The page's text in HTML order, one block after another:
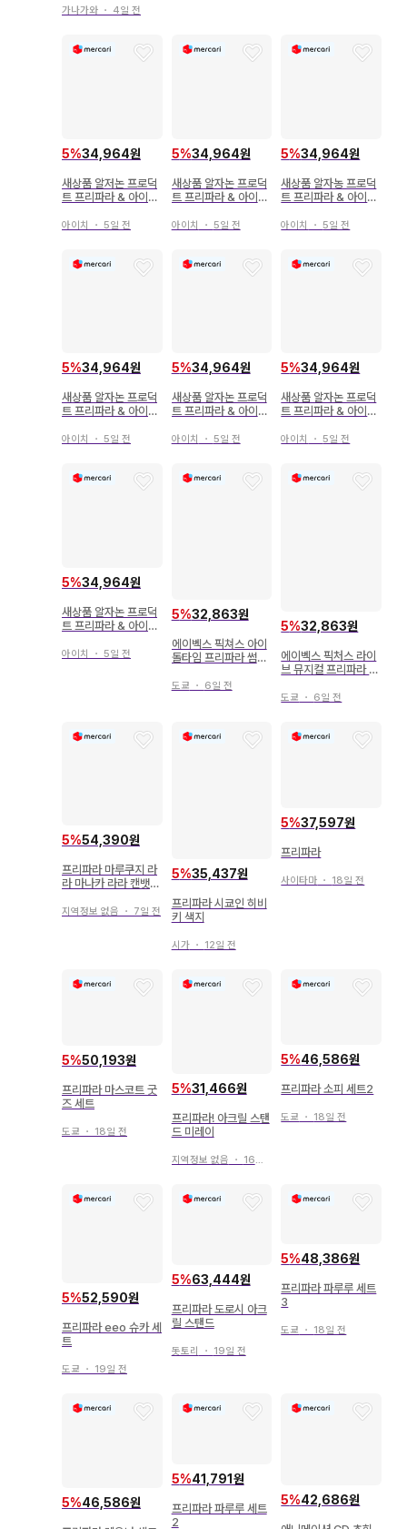
가나가와 ・ 4일 전
5%34,964원
새상품 알저논 프로덕
트 프리파라 & 아이돌
아크릴 키링 쇼고
아이치 ・ 5일 전
5%34,964원
새상품 알자논 프로덕
트 프리파라 & 아이돌
아크릴 키링 카논
아이치 ・ 5일 전
5%34,964원
새상품 알자농 프로덕
트 프리파라 & 아이돌
아크릴 키링 코요이
아이치 ・5일 전
5%34,964원
새상품 알자논 프로덕
트 프리파라 & 아이돌
아크릴 키링 아사히
아이치 ・ 5일 전
5%34,964원
새상품 알자논 프로덕
트 프리파라 & 아이돌
아크릴 키링 피논
아이치 ・ 5일 전
5%34,964원
새상품 알자논 프로덕
트 프리파라 & 아이돌
핀 아크릴 키링 주논
아이치 ・5일 전
5%34,964원
새상품 알자논 프로덕
트 프리파라 & 아이돌
핀 아크릴 키링 가아라
아이치 ・ 5일 전
5%32,863원
에이벡스 픽쳐스 아이
돌타임 프리파라 썸머
is 외 팜플렛
도쿄 ・ 6일 전
5%32,863원
에이벡스 픽처스 라이
브 뮤지컬 프리파라 모
팜플렛
도쿄 ・ 6일 전
5%54,390원
프리파라 마루쿠지 라
라 마나카 라라 캔뱃지
지역정보 없음 ・ 7일 전
5%35,437원
프리파라 시쿄인 히비
키 색지
시가・ 12일 전
5%37,597원
프리파라
사이타마 ・ 18일 전
5%50,193원
프리파라 마스코트 굿
즈 세트
도쿄 ・ 18일 전
5%31,466원
프리파라! 아크릴 스탠
드 미레이
지역정보 없음 ・ 16일 전
5%46,586원
프리파라 소피 세트2
도쿄 ・ 18일 전
5%52,590원
프리파라 eeo 슈카 세
트
도쿄 ・ 19일 전
5%63,444원
프리파라 도로시 아크
릴 스탠드
돗토리 ・ 19일 전
5%48,386원
프리파라 파루루 세트
3
도쿄 ・ 18일 전
5%46,586원
5%41,791원
프리파라 파루루 세트
2
5%42,686원